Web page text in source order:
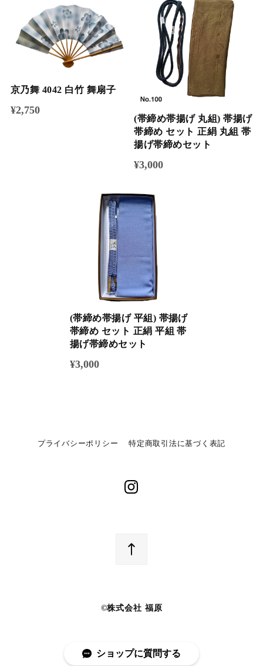
京乃舞 4042 白竹 舞扇子
¥2,750
(帯締め帯揚げ 丸組) 帯揚げ
帯締め セット 正絹 丸組 帯
揚げ帯締めセット
¥3,000
(帯締め帯揚げ 平組) 帯揚げ
帯締め セット 正絹 平組 帯
揚げ帯締めセット
¥3,000
プライバシーポリシー 特定商取引法に基づく表記
©︎株式会社 福原
ショップに質問する